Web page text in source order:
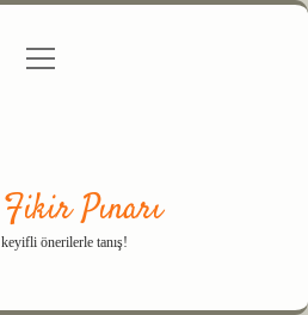
Politikası
menüyü
Pınarı
önerilerle tanış!